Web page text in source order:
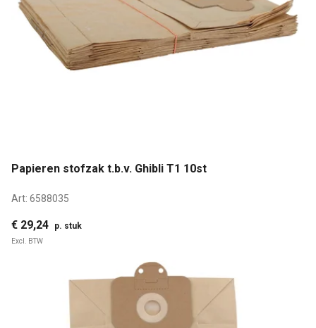
Papieren stofzak t.b.v. Ghibli T1 10st
Art: 6588035
€ 29,24 p. stuk
Excl. BTW